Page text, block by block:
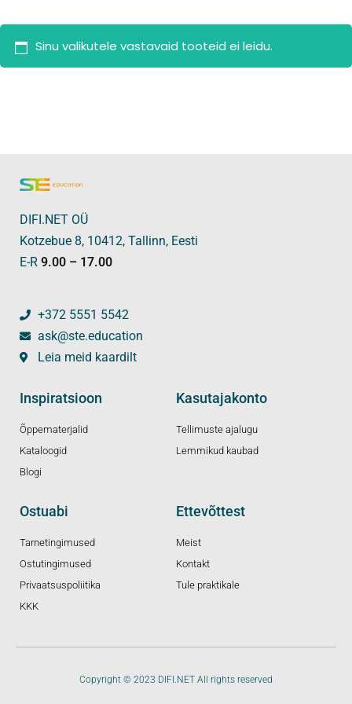
Sinu valikutele vastavaid tooteid ei leidu.
DIFI.NET OÜ
Kotzebue 8, 10412, Tallinn, Eesti
E-R 9.00 – 17.00
+372 5551 5542
ask@ste.education
Leia meid kaardilt
Inspiratsioon
Õppematerjalid
Kataloogid
Blogi
Kasutajakonto
Tellimuste ajalugu
Lemmikud kaubad
Ostuabi
Tarnetingimused
Ostutingimused
Privaatsuspoliitika
KKK
Ettevõttest
Meist
Kontakt
Tule praktikale
Copyright © 2023 DIFI.NET All rights reserved